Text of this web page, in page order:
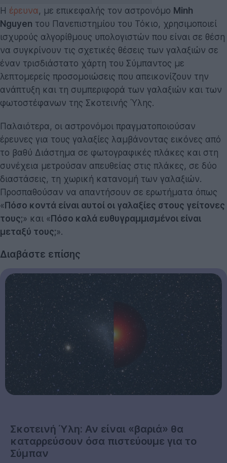
Η έρευνα, με επικεφαλής τον αστρονόμο Minh
Nguyen του Πανεπιστημίου του Τόκιο, χρησιμοποιεί
ισχυρούς αλγορίθμους υπολογιστών που είναι σε θέση
να συγκρίνουν τις σχετικές θέσεις των γαλαξιών σε
έναν τρισδιάστατο χάρτη του Σύμπαντος με
λεπτομερείς προσομοιώσεις που απεικονίζουν την
ανάπτυξη και τη συμπεριφορά των γαλαξιών και των
φωτοστέφανων της Σκοτεινής Ύλης.
Παλαιότερα, οι αστρονόμοι πραγματοποιούσαν
έρευνες για τους γαλαξίες λαμβάνοντας εικόνες από
το βαθύ Διάστημα σε φωτογραφικές πλάκες και στη
συνέχεια μετρούσαν απευθείας στις πλάκες, σε δύο
διαστάσεις, τη χωρική κατανομή των γαλαξιών.
Προσπαθούσαν να απαντήσουν σε ερωτήματα όπως
«Πόσο κοντά είναι αυτοί οι γαλαξίες στους γείτονες
τους;» και «Πόσο καλά ευθυγραμμισμένοι είναι
μεταξύ τους;».
Διαβάστε επίσης
Σκοτεινή Ύλη: Αν είναι «βαριά» θα
καταρρεύσουν όσα πιστεύουμε για το
Σύμπαν